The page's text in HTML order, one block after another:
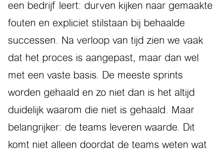
een bedrijf leert: durven kijken naar gemaakte
fouten en expliciet stilstaan bij behaalde
successen. Na verloop van tijd zien we vaak
dat het proces is aangepast, maar dan wel
met een vaste basis. De meeste sprints
worden gehaald en zo niet dan is het altijd
duidelijk waarom die niet is gehaald. Maar
belangrijker: de teams leveren waarde. Dit
komt niet alleen doordat de teams weten wat